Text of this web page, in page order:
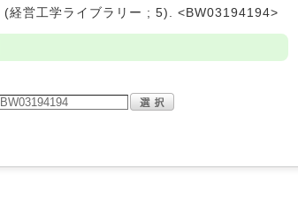
営工学ライブラリー ; 5). <BW03194194>